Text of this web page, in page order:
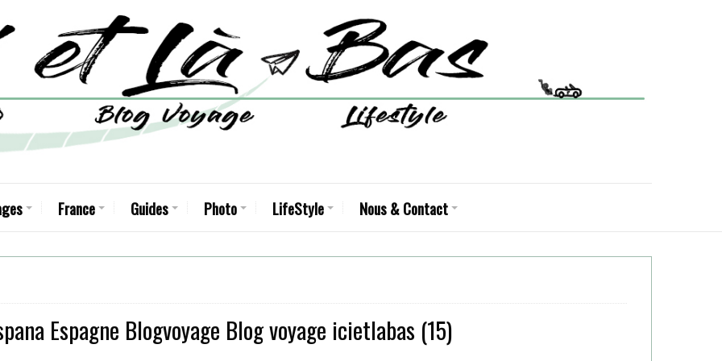
France Guides Photo LifeStyle Nous & Contact
Espagne Blogvoyage Blog voyage icietlabas (15)